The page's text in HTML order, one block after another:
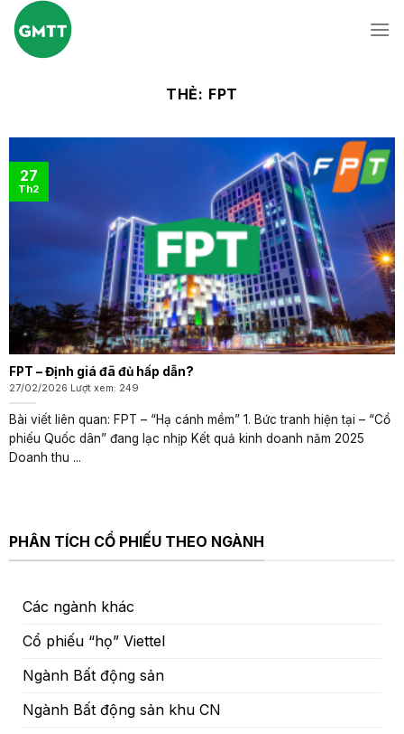
Skip
content
THẺ: FPT
FPT – Định giá đã đủ hấp dẫn?
27/02/2026 Lượt xem: 249
Bài viết liên quan: FPT – “Hạ cánh mềm” 1. Bức tranh hiện tại – “Cổ
phiếu Quốc dân” đang lạc nhịp Kết quả kinh doanh năm 2025
Doanh thu ...
27
Th2
PHÂN TÍCH CỔ PHIẾU THEO NGÀNH
Các ngành khác
Cổ phiếu “họ” Viettel
Ngành Bất động sản
Ngành Bất động sản khu CN